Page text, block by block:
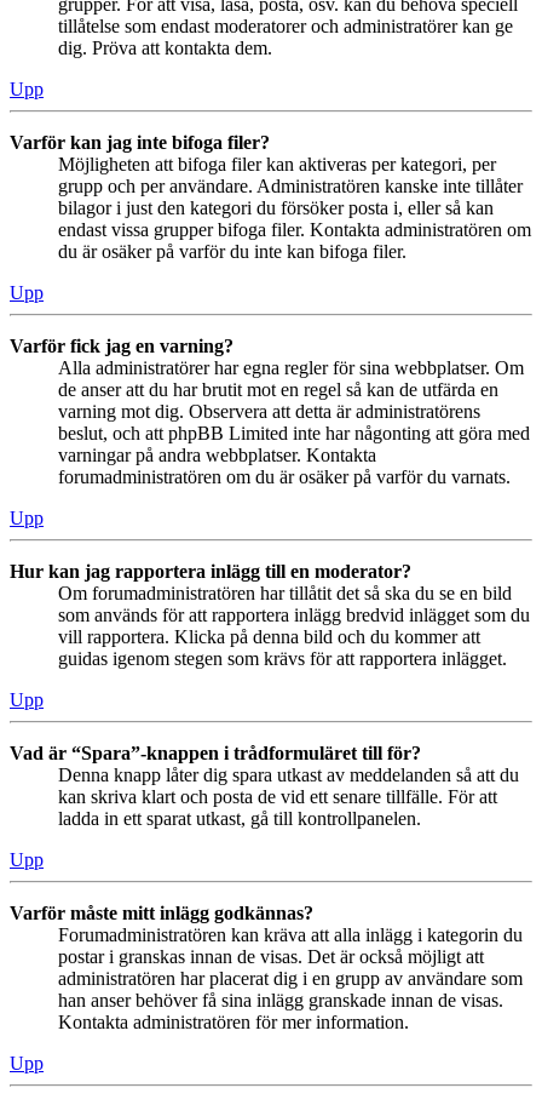
grupper. För att visa, läsa, posta, osv. kan du behöva speciell
tillåtelse som endast moderatorer och administratörer kan ge
dig. Pröva att kontakta dem.
Upp
Varför kan jag inte bifoga filer?
Möjligheten att bifoga filer kan aktiveras per kategori, per
grupp och per användare. Administratören kanske inte tillåter
bilagor i just den kategori du försöker posta i, eller så kan
endast vissa grupper bifoga filer. Kontakta administratören om
du är osäker på varför du inte kan bifoga filer.
Upp
Varför fick jag en varning?
Alla administratörer har egna regler för sina webbplatser. Om
de anser att du har brutit mot en regel så kan de utfärda en
varning mot dig. Observera att detta är administratörens
beslut, och att phpBB Limited inte har någonting att göra med
varningar på andra webbplatser. Kontakta
forumadministratören om du är osäker på varför du varnats.
Upp
Hur kan jag rapportera inlägg till en moderator?
Om forumadministratören har tillåtit det så ska du se en bild
som används för att rapportera inlägg bredvid inlägget som du
vill rapportera. Klicka på denna bild och du kommer att
guidas igenom stegen som krävs för att rapportera inlägget.
Upp
Vad är “Spara”-knappen i trådformuläret till för?
Denna knapp låter dig spara utkast av meddelanden så att du
kan skriva klart och posta de vid ett senare tillfälle. För att
ladda in ett sparat utkast, gå till kontrollpanelen.
Upp
Varför måste mitt inlägg godkännas?
Forumadministratören kan kräva att alla inlägg i kategorin du
postar i granskas innan de visas. Det är också möjligt att
administratören har placerat dig i en grupp av användare som
han anser behöver få sina inlägg granskade innan de visas.
Kontakta administratören för mer information.
Upp